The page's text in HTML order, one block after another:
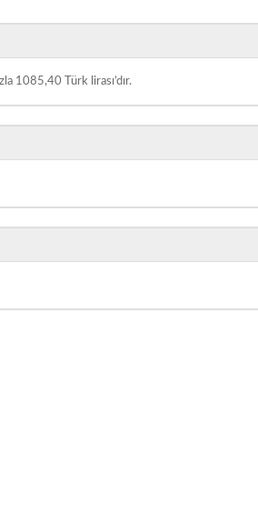
1085,40 Türk lirası’dır.